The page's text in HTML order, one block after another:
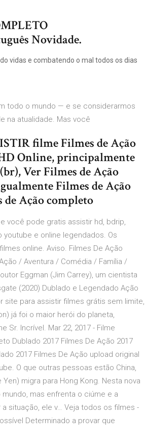
Novidade.
vidas e combatendo o mal todos os dias
todo o mundo — e se considerarmos
na atualidade. Mas você
filme Filmes de Ação
Online, principalmente
Ver Filmes de Ação
Filmes de Ação
Ação completo
você pode gratis assistir hd, bdrip,
e online legendados. Os
online. Aviso. Filmes De Ação
/ Aventura / Comédia / Família /
Eggman (Jim Carrey), um cientista
(2020) Dublado e Legendado Ação
site para assistir filmes grátis sem limite,
já foi o maior herói do planeta,
Incrível. Mar 22, 2017 - Filme
Dublado 2017 Filmes De Ação 2017
2017 Filmes De Ação upload original
O que outras pessoas estão China,
migra para Hong Kong. Nesta nova
mas enfrenta o ciúme e a
situação, ele v… Veja todos os filmes -
Determinado a provar que